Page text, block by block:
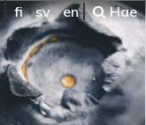
fi sv en Hae